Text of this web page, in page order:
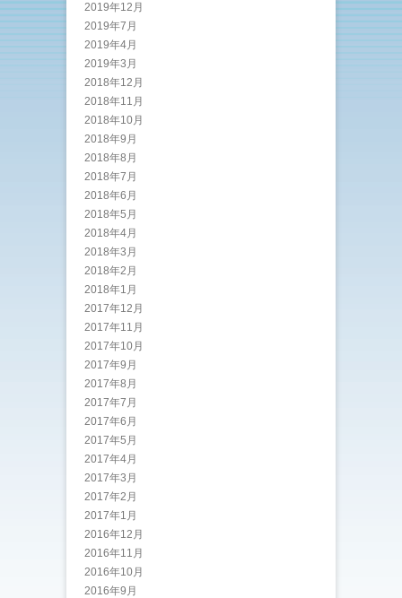
2019年12月
2019年7月
2019年4月
2019年3月
2018年12月
2018年11月
2018年10月
2018年9月
2018年8月
2018年7月
2018年6月
2018年5月
2018年4月
2018年3月
2018年2月
2018年1月
2017年12月
2017年11月
2017年10月
2017年9月
2017年8月
2017年7月
2017年6月
2017年5月
2017年4月
2017年3月
2017年2月
2017年1月
2016年12月
2016年11月
2016年10月
2016年9月